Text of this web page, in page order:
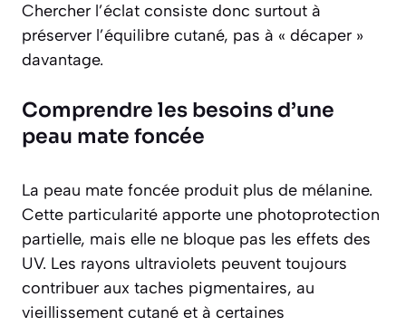
Chercher l’éclat consiste donc surtout à
préserver l’équilibre cutané, pas à « décaper »
davantage.
Comprendre les besoins d’une
peau mate foncée
La peau mate foncée produit plus de mélanine.
Cette particularité apporte une photoprotection
partielle, mais elle ne bloque pas les effets des
UV. Les rayons ultraviolets peuvent toujours
contribuer aux taches pigmentaires, au
vieillissement cutané et à certaines